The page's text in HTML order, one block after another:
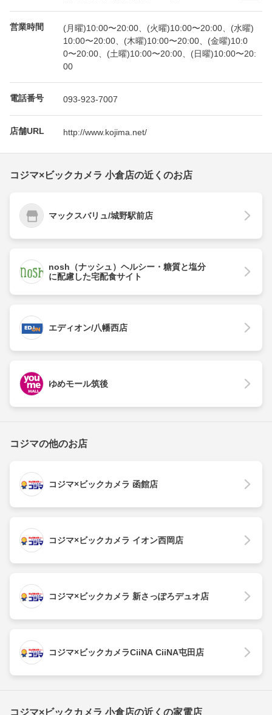
営業時間
(月曜)10:00〜20:00、(火曜)10:00〜20:00、(水曜)
10:00〜20:00、(木曜)10:00〜20:00、(金曜)10:0
0〜20:00、(土曜)10:00〜20:00、(日曜)10:00〜20:
00
電話番号 093-923-7007
店舗URL http://www.kojima.net/
コジマ×ビックカメラ 小倉店の近くのお店
マックスバリュ/城野駅前店
nosh（ナッシュ）ヘルシー・糖質と塩分
に配慮した宅配食サイト
エディオン/八幡西店
ゆめモール筑後
コジマの他のお店
コジマ×ビックカメラ 函館店
コジマ×ビックカメラ イオン西岡店
コジマ×ビックカメラ 新さっぽろデュオ店
コジマ×ビックカメラCiiNA CiiNA屯田店
コジマ×ビックカメラ 小倉店の近くの家電店